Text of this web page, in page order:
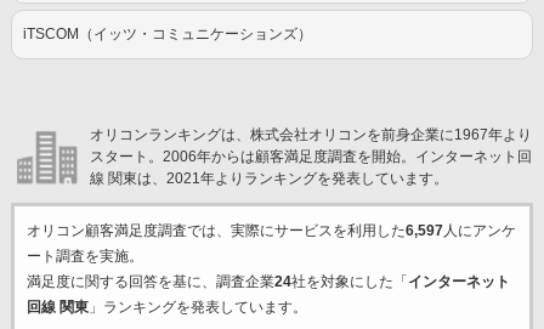
iTSCOM（イッツ・コミュニケーションズ）
オリコンランキングは、株式会社オリコンを前身企業に1967年より
スタート。2006年からは顧客満足度調査を開始。インターネット回
線 関東は、2021年よりランキングを発表しています。
オリコン顧客満足度調査では、実際にサービスを利用した6,597人にアンケ
ート調査を実施。
満足度に関する回答を基に、調査企業24社を対象にした「 インターネット
回線 関東」ランキングを発表しています。